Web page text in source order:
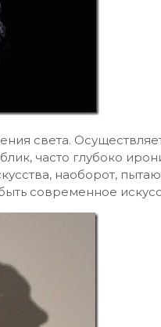
света.
часто глубоко
наоборот,
современное